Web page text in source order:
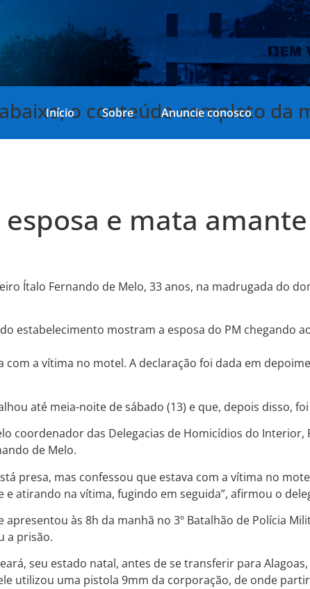
Início Sobre Anuncie conosco
o conteúdo completo da
e mata
Ítalo Fernando de Melo, 33 anos, na madrugada do
estabelecimento mostram a esposa do PM chegando
a vítima no motel. A declaração foi dada em
até meia-noite de sábado (13) e que, depois disso,
coordenador das Delegacias de Homicídios do Interior,
de Melo.
presa, mas confessou que estava com a vítima no
atirando na vítima, fugindo em seguida”, afirmou o
às 8h da manhã no 3º Batalhão de Polícia
a prisão.
seu estado natal, antes de se transferir para
utilizou uma pistola 9mm da corporação, de onde